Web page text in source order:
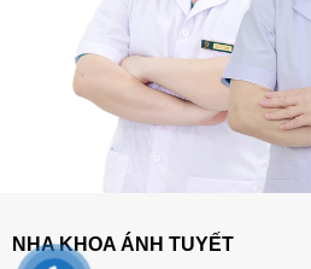
NHA KHOA ÁNH TUYẾT